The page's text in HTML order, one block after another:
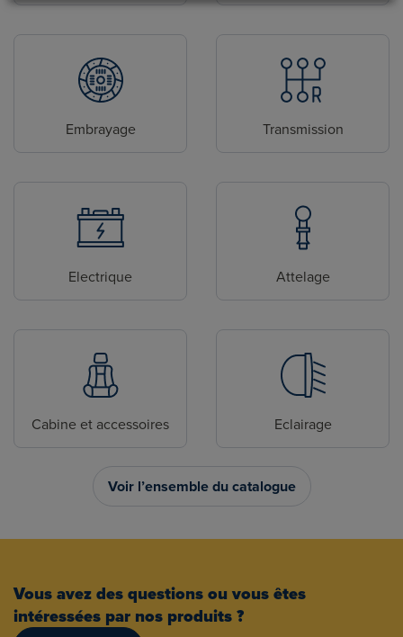
Embrayage Transmission
Electrique Attelage
Cabine et accessoires Eclairage
Voir l’ensemble du catalogue
Vous avez des questions ou vous êtes
intéressées par nos produits ?